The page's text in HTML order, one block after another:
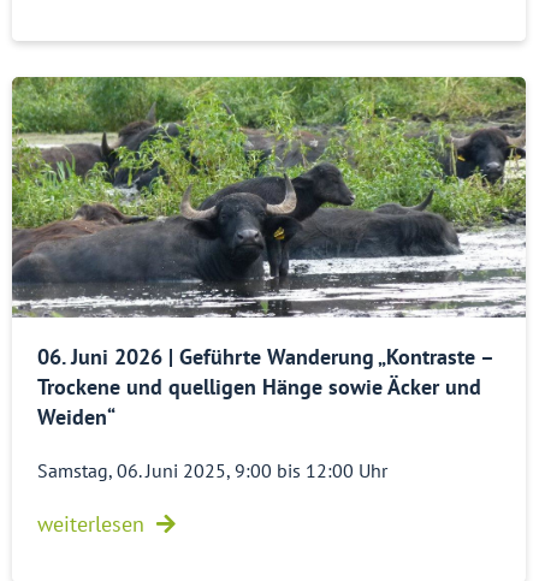
06. Juni 2026 | Geführte Wanderung „Kontraste –
Trockene und quelligen Hänge sowie Äcker und
Weiden“
Samstag, 06. Juni 2025, 9:00 bis 12:00 Uhr
weiterlesen